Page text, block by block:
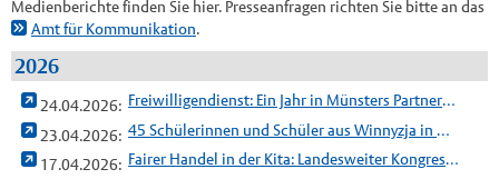
Medienberichte finden Sie hier. Presseanfragen richten Sie bitte an das
Amt für Kommunikation.
2026
24.04.2026:
Freiwilligendienst: Ein Jahr in Münsters Partnerstadt Orléans
23.04.2026:
45 Schülerinnen und Schüler aus Winnyzja in Münster zu Gast
17.04.2026:
Fairer Handel in der Kita: Landesweiter Kongress in Münster